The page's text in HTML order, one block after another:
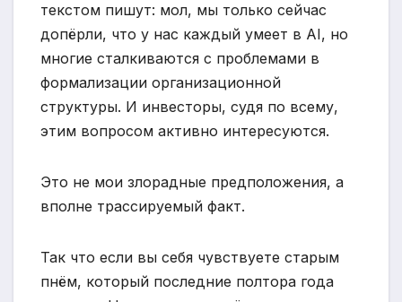
текстом пишут: мол, мы только сейчас
допёрли, что у нас каждый умеет в AI, но
многие сталкиваются с проблемами в
формализации организационной
структуры. И инвесторы, судя по всему,
этим вопросом активно интересуются.
Это не мои злорадные предположения, а
вполне трассируемый факт.
Так что если вы себя чувствуете старым
пнём, который последние полтора года